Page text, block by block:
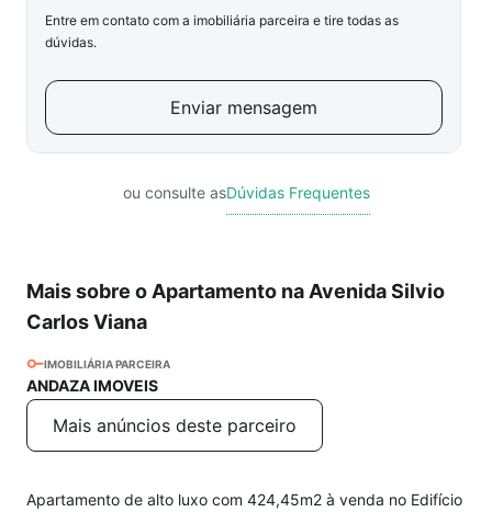
Entre em contato com a imobiliária parceira e tire todas as
dúvidas.
Enviar mensagem
ou consulte asDúvidas Frequentes
Mais sobre o Apartamento na Avenida Silvio
Carlos Viana
IMOBILIÁRIA PARCEIRA
ANDAZA IMOVEIS
Mais anúncios deste parceiro
Apartamento de alto luxo com 424,45m2 à venda no Edifício